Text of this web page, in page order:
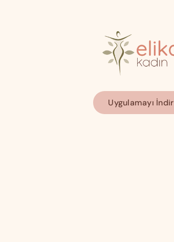
Uygulamayı İndir